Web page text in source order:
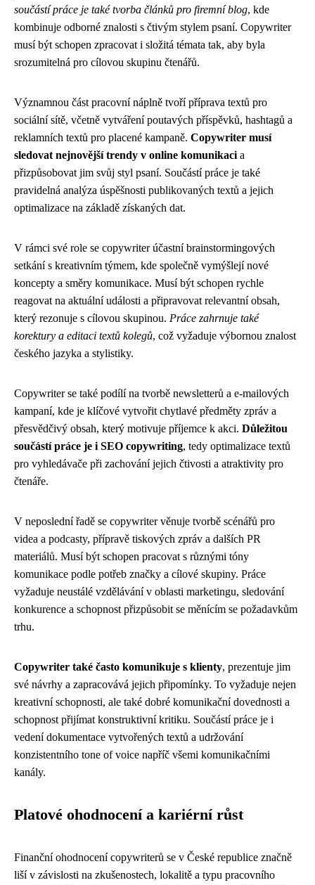
součástí práce je také tvorba článků pro firemní blog, kde
kombinuje odborné znalosti s čtivým stylem psaní. Copywriter
musí být schopen zpracovat i složitá témata tak, aby byla
srozumitelná pro cílovou skupinu čtenářů.
Významnou část pracovní náplně tvoří příprava textů pro
sociální sítě, včetně vytváření poutavých příspěvků, hashtagů a
reklamních textů pro placené kampaně. Copywriter musí
sledovat nejnovější trendy v online komunikaci a
přizpůsobovat jim svůj styl psaní. Součástí práce je také
pravidelná analýza úspěšnosti publikovaných textů a jejich
optimalizace na základě získaných dat.
V rámci své role se copywriter účastní brainstormingových
setkání s kreativním týmem, kde společně vymýšlejí nové
koncepty a směry komunikace. Musí být schopen rychle
reagovat na aktuální události a připravovat relevantní obsah,
který rezonuje s cílovou skupinou. Práce zahrnuje také
korektury a editaci textů kolegů, což vyžaduje výbornou znalost
českého jazyka a stylistiky.
Copywriter se také podílí na tvorbě newsletterů a e-mailových
kampaní, kde je klíčové vytvořit chytlavé předměty zpráv a
přesvědčivý obsah, který motivuje příjemce k akci. Důležitou
součástí práce je i SEO copywriting, tedy optimalizace textů
pro vyhledávače při zachování jejich čtivosti a atraktivity pro
čtenáře.
V neposlední řadě se copywriter věnuje tvorbě scénářů pro
videa a podcasty, přípravě tiskových zpráv a dalších PR
materiálů. Musí být schopen pracovat s různými tóny
komunikace podle potřeb značky a cílové skupiny. Práce
vyžaduje neustálé vzdělávání v oblasti marketingu, sledování
konkurence a schopnost přizpůsobit se měnícím se požadavkům
trhu.
Copywriter také často komunikuje s klienty, prezentuje jim
své návrhy a zapracovává jejich připomínky. To vyžaduje nejen
kreativní schopnosti, ale také dobré komunikační dovednosti a
schopnost přijímat konstruktivní kritiku. Součástí práce je i
vedení dokumentace vytvořených textů a udržování
konzistentního tone of voice napříč všemi komunikačními
kanály.
Platové ohodnocení a kariérní růst
Finanční ohodnocení copywriterů se v České republice značně
liší v závislosti na zkušenostech, lokalitě a typu pracovního